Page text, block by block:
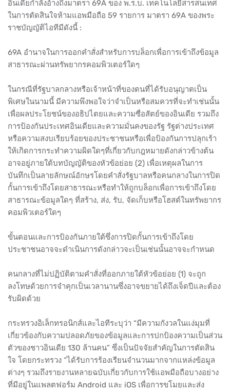
อินเดียกำลังอ้างถึงมาตรา 69A ของ พ.ร.บ. เทคโนโลยีสารสนเทศ
ในการตัดสินใจห้ามแอพมือถือ 59 รายการ มาตรา 69A ของพระ
ราชบัญญัติไอทีมีดังนี้​ :
69A อำนาจในการออกคำสั่งสำหรับการบล็อกเพื่อการเข้าถึงข้อมูล
สาธารณะผ่านทรัพยากรคอมพิวเตอร์ใดๆ
ในกรณีที่รัฐบาลกลางหรือเจ้าหน้าที่ของตนที่ได้รับอนุญาตเป็น
พิเศษในนามนี้​ มีความพึงพอใจว่าจำเป็นหรือสมควรที่จะทำเช่นนั้น
เพื่อผลประโยชน์ของอธิปไตยและความซื่อสัตย์ของอินเดีย​ รวมถึง
การป้องกันประเทศอินเดียและความมั่นคงของรัฐ รัฐต่างประเทศ
หรือความสงบเรียบร้อยของประชาชนหรือเพื่อป้องกันการปลุกเร้า
ให้เกิดการกระทำความผิดใดๆที่เกี่ยวกับกฎหมายดังกล่าวข้างต้น​
อาจอยู่ภายใต้บทบัญญัติของหัวข้อย่อย (2) เพื่อเหตุผลในการ
บันทึกเป็นลายลักษณ์อักษรโดยคำสั่งรัฐบาลหรือคนกลางในการปิด
กั้นการเข้าถึงโดยสาธารณะหรือทำให้ถูกบล็อกเพื่อการเข้าถึงโดย
สาธารณะข้อมูลใดๆ ที่สร้าง, ส่ง, รับ, จัดเก็บหรือโฮสต์ในทรัพยากร
คอมพิวเตอร์ใดๆ
ขั้นตอนและการป้องกันภายใต้ซึ่งการปิดกั้นการเข้าถึงโดย
ประชาชนอาจจะดำเนินการดังกล่าวจะเป็นเช่นนั้นอาจจะกำหนด
คนกลางที่ไม่ปฏิบัติตามคำสั่งที่ออกภายใต้หัวข้อย่อย (1) จะถูก
ลงโทษด้วยการจำคุกเป็นเวลานานซึ่งอาจขยายได้ถึงเจ็ดปีและต้อง
รับผิดด้วย
กระทรวงอิเล็กทรอนิกส์และไอทีระบุว่า​ “มีความกังวลในแง่มุมที่
เกี่ยวข้องกับความปลอดภัยของข้อมูลและการปกป้องความเป็นส่วน
ตัวของชาวอินเดีย 130 ล้านคน” ซึ่งเป็นปัจจัยสำคัญในการตัดสิน
ใจ โดยกระทรวง​ “ได้รับการร้องเรียนจำนวนมากจากแหล่งข้อมูล
ต่างๆ รวมถึงรายงานหลายฉบับเกี่ยวกับการใช้แอพมือถือบางอย่าง
ที่มีอยู่ในแพลตฟอร์ม Android และ iOS เพื่อการขโมยและส่ง